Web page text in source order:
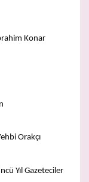
Konar
Orakçı
Yıl Gazeteciler